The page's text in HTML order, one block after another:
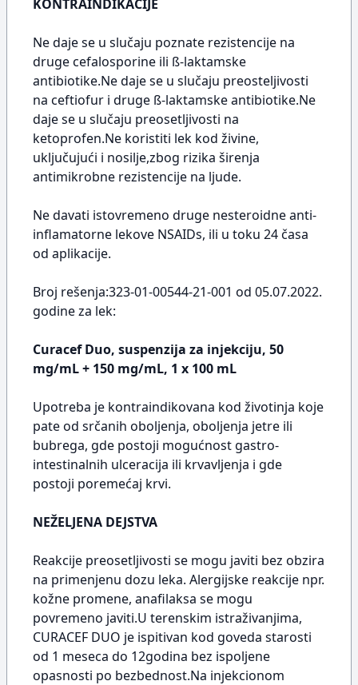
KONTRAINDIKACIJE
Ne daje se u slučaju poznate rezistencije na
druge cefalosporine ili ß-laktamske
antibiotike.Ne daje se u slučaju preosteljivosti
na ceftiofur i druge ß-laktamske antibiotike.Ne
daje se u slučaju preosetljivosti na
ketoprofen.Ne koristiti lek kod živine,
uključujući i nosilje,zbog rizika širenja
antimikrobne rezistencije na ljude.
Ne davati istovremeno druge nesteroidne anti-
inflamatorne lekove NSAIDs, ili u toku 24 časa
od aplikacije.
Broj rešenja:323-01-00544-21-001 od 05.07.2022.
godine za lek:
Curacef Duo, suspenzija za injekciju, 50
mg/mL + 150 mg/mL, 1 x 100 mL
Upotreba je kontraindikovana kod životinja koje
pate od srčanih oboljenja, oboljenja jetre ili
bubrega, gde postoji mogućnost gastro-
intestinalnih ulceracija ili krvavljenja i gde
postoji poremećaj krvi.
NEŽELJENA DEJSTVA
Reakcije preosetljivosti se mogu javiti bez obzira
na primenjenu dozu leka. Alergijske reakcije npr.
kožne promene, anafilaksa se mogu
povremeno javiti.U terenskim istraživanjima,
CURACEF DUO je ispitivan kod goveda starosti
od 1 meseca do 12godina bez ispoljene
opasnosti po bezbednost.Na injekcionom